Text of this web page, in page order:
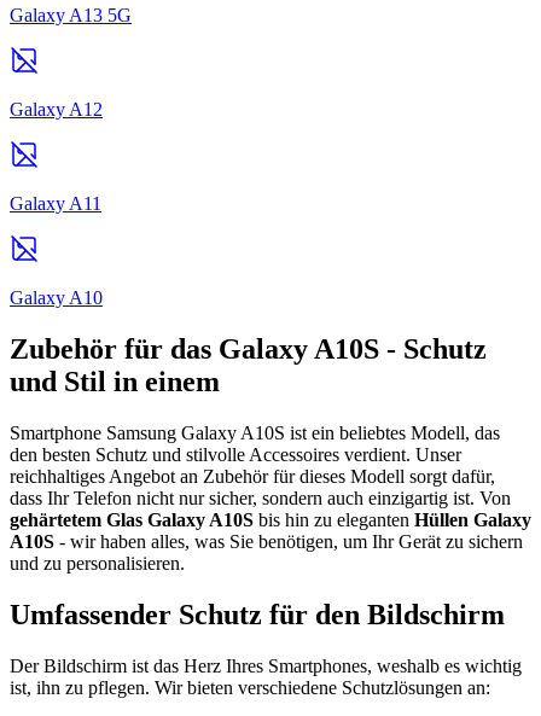
Galaxy A13 5G
Galaxy A12
Galaxy A11
Galaxy A10
Zubehör für das Galaxy A10S - Schutz
und Stil in einem
Smartphone Samsung Galaxy A10S ist ein beliebtes Modell, das
den besten Schutz und stilvolle Accessoires verdient. Unser
reichhaltiges Angebot an Zubehör für dieses Modell sorgt dafür,
dass Ihr Telefon nicht nur sicher, sondern auch einzigartig ist. Von
gehärtetem Glas Galaxy A10S bis hin zu eleganten Hüllen Galaxy
A10S - wir haben alles, was Sie benötigen, um Ihr Gerät zu sichern
und zu personalisieren.
Umfassender Schutz für den Bildschirm
Der Bildschirm ist das Herz Ihres Smartphones, weshalb es wichtig
ist, ihn zu pflegen. Wir bieten verschiedene Schutzlösungen an: